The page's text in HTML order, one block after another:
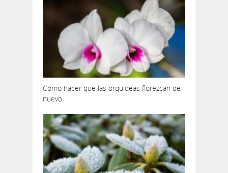
Cómo hacer que las orquídeas florezcan de
nuevo